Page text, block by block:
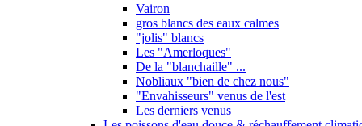
Vairon
gros blancs des eaux calmes
"jolis" blancs
Les "Amerloques"
De la "blanchaille" ...
Nobliaux "bien de chez nous"
"Envahisseurs" venus de l'est
Les derniers venus